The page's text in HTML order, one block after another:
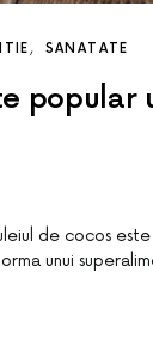
SANATATE
popular
de cocos
unui